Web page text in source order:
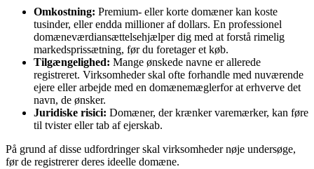
Omkostning: Premium- eller korte domæner kan koste
tusinder, eller endda millioner af dollars. En professionel
domæneværdiansættelsehjælper dig med at forstå rimelig
markedsprissætning, før du foretager et køb.
Tilgængelighed: Mange ønskede navne er allerede
registreret. Virksomheder skal ofte forhandle med nuværende
ejere eller arbejde med en domænemæglerfor at erhverve det
navn, de ønsker.
Juridiske risici: Domæner, der krænker varemærker, kan føre
til tvister eller tab af ejerskab.
På grund af disse udfordringer skal virksomheder nøje undersøge,
før de registrerer deres ideelle domæne.